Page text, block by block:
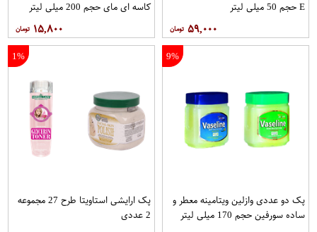
E حجم 50 میلی لیتر
۵۹,۰۰۰
کاسه ای مای حجم 200 میلی لیتر
۱۵,۸۰۰
9%
پک دو عددی وازلین ویتامینه معطر و
ساده سورفین حجم 170 میلی لیتر
1%
پک ارایشی استاویتا طرح 27 مجموعه
2 عددی